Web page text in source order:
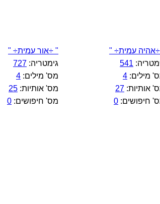
עמית÷ "
541
מילים: 4
אותיות: 27
חיפושים: 0
" ÷אור עמית÷ "
גימטריה: 727
מס' מילים: 4
מס' אותיות: 25
מס' חיפושים: 0